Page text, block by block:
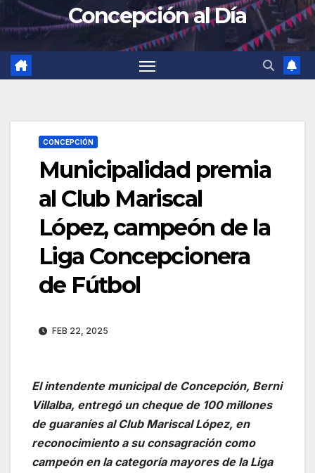
Concepción al Día
CONCEPCIÓN
Municipalidad premia
al Club Mariscal
López, campeón de la
Liga Concepcionera
de Fútbol
FEB 22, 2025
El intendente municipal de Concepción, Berni
Villalba, entregó un cheque de 100 millones
de guaraníes al Club Mariscal López, en
reconocimiento a su consagración como
campeón en la categoría mayores de la Liga